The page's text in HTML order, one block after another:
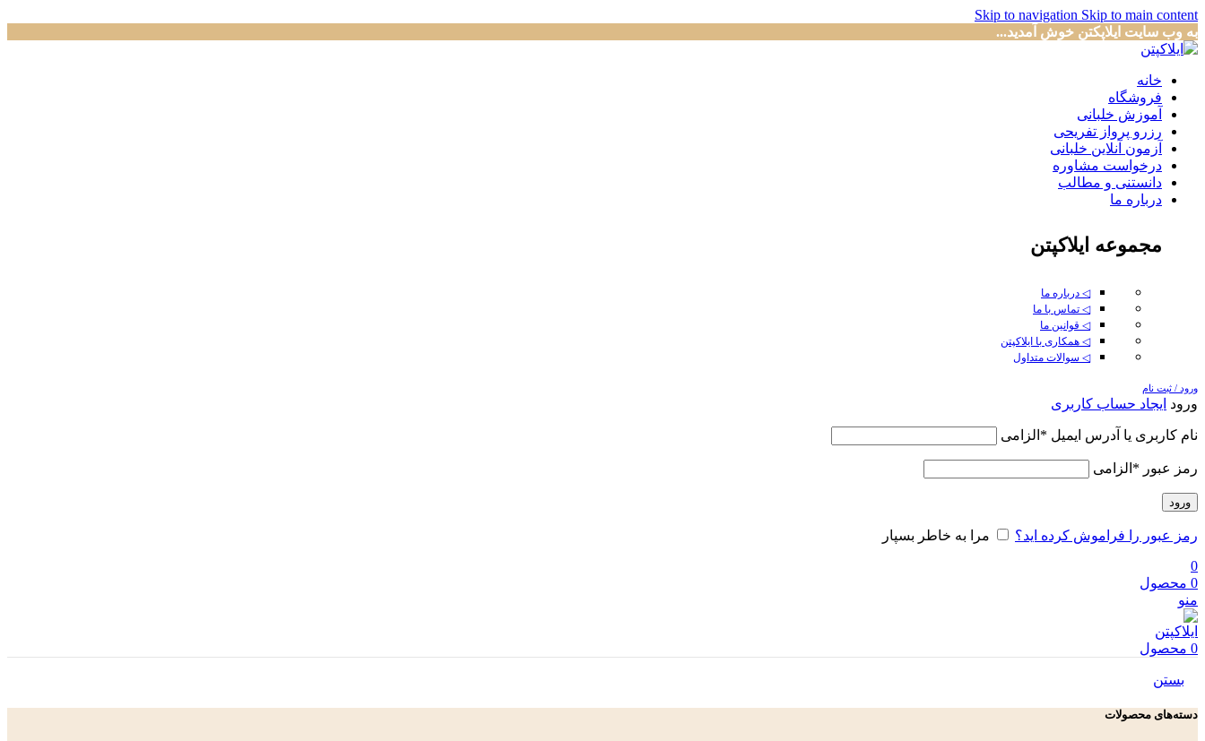
Skip to navigation Skip to main content
به وب سایت ایلاپکتن خوش آمدید...
خانه
فروشگاه
آموزش خلبانی
رزرو پرواز تفریحی
آزمون آنلاین خلبانی
درخواست مشاوره
دانستنی و مطالب
درباره ما
مجموعه ایلاکپتن
◁ درباره ما
◁ تماس با ما
◁ قوانین ما
◁ همکاری با ایلاکپتن
◁ سوالات متداول
ورود / ثبت نام
ورود ایجاد حساب کاربری
نام کاربری یا آدرس ایمیل * الزامی
رمز عبور * الزامی
ورود
رمز عبور را فراموش کرده اید؟
مرا به خاطر بسپار
0
0 محصول
منو
0 محصول
بستن
دسته‌های محصولات